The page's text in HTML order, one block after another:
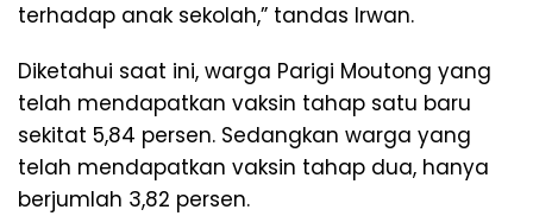
terhadap anak sekolah,” tandas Irwan.
Diketahui saat ini, warga Parigi Moutong yang
telah mendapatkan vaksin tahap satu baru
sekitat 5,84 persen. Sedangkan warga yang
telah mendapatkan vaksin tahap dua, hanya
berjumlah 3,82 persen.